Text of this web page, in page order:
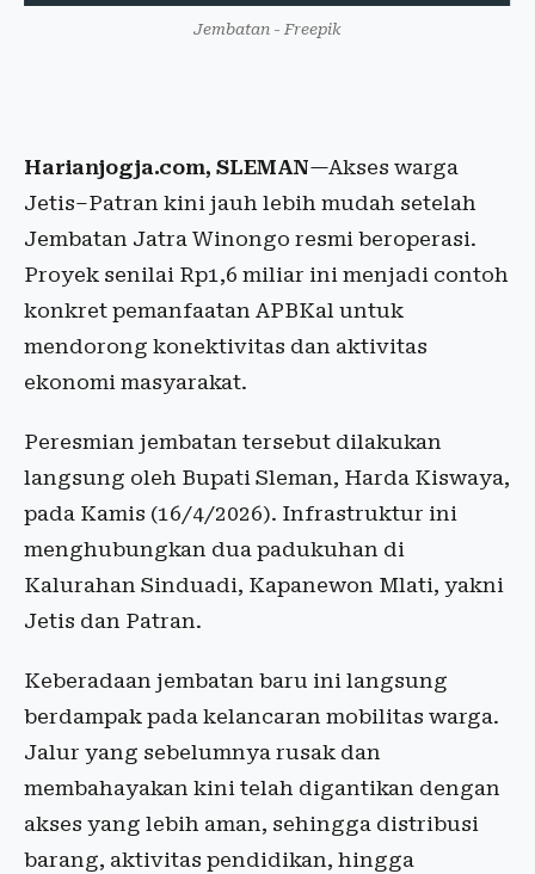
Jembatan - Freepik
Harianjogja.com, SLEMAN—Akses warga
Jetis–Patran kini jauh lebih mudah setelah
Jembatan Jatra Winongo resmi beroperasi.
Proyek senilai Rp1,6 miliar ini menjadi contoh
konkret pemanfaatan APBKal untuk
mendorong konektivitas dan aktivitas
ekonomi masyarakat.
Peresmian jembatan tersebut dilakukan
langsung oleh Bupati Sleman, Harda Kiswaya,
pada Kamis (16/4/2026). Infrastruktur ini
menghubungkan dua padukuhan di
Kalurahan Sinduadi, Kapanewon Mlati, yakni
Jetis dan Patran.
Keberadaan jembatan baru ini langsung
berdampak pada kelancaran mobilitas warga.
Jalur yang sebelumnya rusak dan
membahayakan kini telah digantikan dengan
akses yang lebih aman, sehingga distribusi
barang, aktivitas pendidikan, hingga